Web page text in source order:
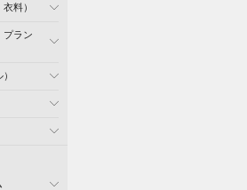
料）
プラン